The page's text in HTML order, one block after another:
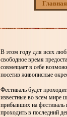
Главная
В этом году для всех
свободное время
совмещает в себе
посетив живописные
Фестиваль будет
известные во всем мире
прибывших на фестиваль
проходить в последний